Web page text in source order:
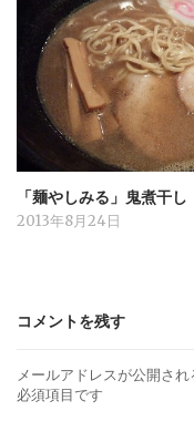
「麺やしみる」鬼煮干し
2013年8月24日
コメントを残す
メールアドレスが公開され
必須項目です